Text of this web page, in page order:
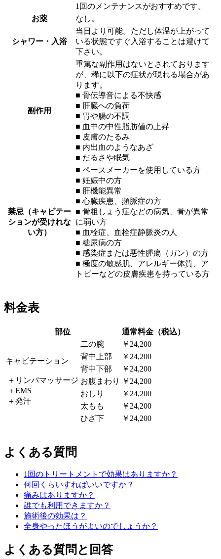
1回のメンテナンスがおすすめです。
お薬
なし。
シャワー・入浴
当日より可能。ただし体温が上がって
いる状態ですぐ入浴することは避けて
下さい。
副作用
重篤な副作用はないとされております
が、稀に以下の症状が現れる場合があ
ります。
■ 骨伝導音による不快感
■ 肝臓への負荷
■ 胃や腸の不調
■ 血中の中性脂肪値の上昇
■ 皮膚のたるみ
■ 内出血のようなあざ
■ だるさや眠気
禁忌（キャビテー
ションが受けれな
い方）
■ ペースメーカーを使用している方
■ 妊娠中の方
■ 肝機能異常
■ 心臓疾患、頻脈症の方
■ 骨粗しょう症などの病気、骨が異常
に弱い方
■ 血栓症、血栓症静脈炎の人
■ 糖尿病の方
■ 感染症または悪性腫瘍（ガン）の方
■ 極度の敏感肌、アレルギー体質、ア
トピーなどの皮膚疾患を持っている方
料金表
部位 通常料金（税込）
キャビテーション
＋リンパマッサージ
＋EMS
＋発汗
二の腕
￥24,200
背中上部
￥24,200
背中下部
￥24,200
お腹まわり
￥24,200
おしり
￥24,200
太もも
￥24,200
ひざ下
￥24,200
よくある質問
1回のトリートメントで効果はありますか？
何回くらいすればいいですか？
痛みはありますか？
誰でも利用できますか？
施術後の効果は？
全身やったほうがよいのでしょうか？
よくある質問と回答